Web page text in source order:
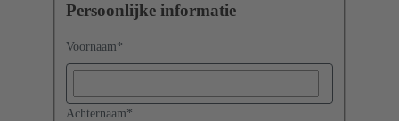
Persoonlijke informatie
Voornaam*
Achternaam*